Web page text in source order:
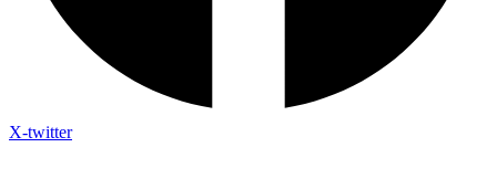
X-twitter